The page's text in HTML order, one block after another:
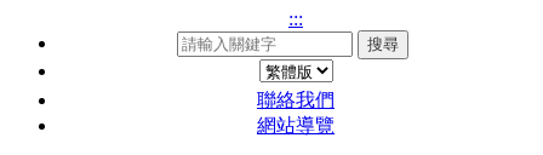
:::
搜尋
聯絡我們
網站導覽